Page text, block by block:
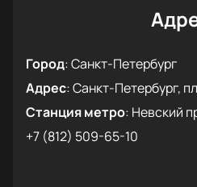
Город:Санкт-Петербург
Адрес:Санкт-Петербург,
Станция метро: Невский
+7 (812) 509-65-10